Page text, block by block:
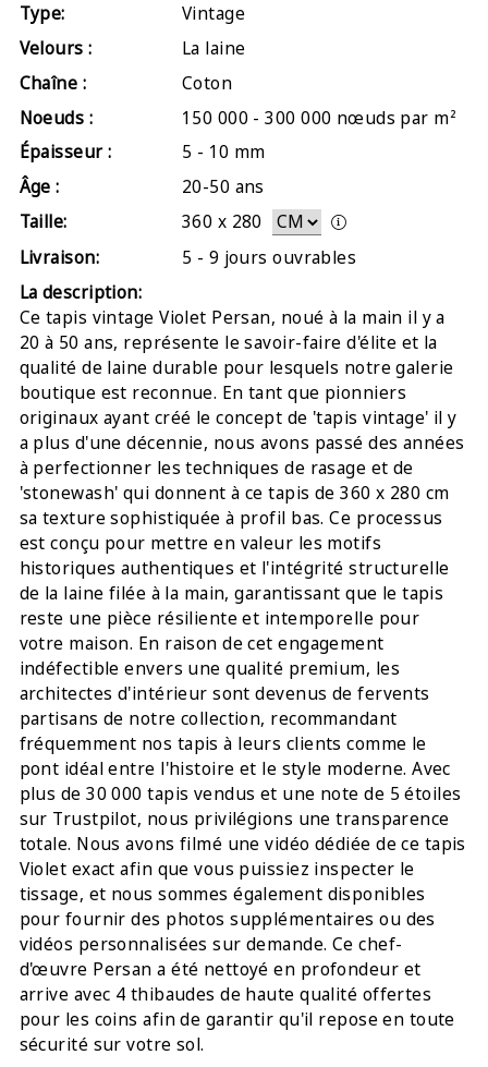
Type:
Vintage
Velours :
La laine
Chaîne :
Coton
Noeuds :
150 000 - 300 000 nœuds par m²
Épaisseur :
5 - 10 mm
Âge :
20-50 ans
Taille:
360 x 280
Livraison:
5 - 9 jours ouvrables
La description:
Ce tapis vintage Violet Persan, noué à la main il y a
20 à 50 ans, représente le savoir-faire d'élite et la
qualité de laine durable pour lesquels notre galerie
boutique est reconnue. En tant que pionniers
originaux ayant créé le concept de 'tapis vintage' il y
a plus d'une décennie, nous avons passé des années
à perfectionner les techniques de rasage et de
'stonewash' qui donnent à ce tapis de 360 x 280 cm
sa texture sophistiquée à profil bas. Ce processus
est conçu pour mettre en valeur les motifs
historiques authentiques et l'intégrité structurelle
de la laine filée à la main, garantissant que le tapis
reste une pièce résiliente et intemporelle pour
votre maison. En raison de cet engagement
indéfectible envers une qualité premium, les
architectes d'intérieur sont devenus de fervents
partisans de notre collection, recommandant
fréquemment nos tapis à leurs clients comme le
pont idéal entre l'histoire et le style moderne. Avec
plus de 30 000 tapis vendus et une note de 5 étoiles
sur Trustpilot, nous privilégions une transparence
totale. Nous avons filmé une vidéo dédiée de ce tapis
Violet exact afin que vous puissiez inspecter le
tissage, et nous sommes également disponibles
pour fournir des photos supplémentaires ou des
vidéos personnalisées sur demande. Ce chef-
d'œuvre Persan a été nettoyé en profondeur et
arrive avec 4 thibaudes de haute qualité offertes
pour les coins afin de garantir qu'il repose en toute
sécurité sur votre sol.